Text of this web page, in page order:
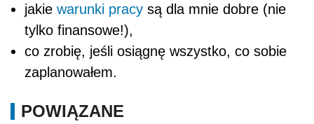
jakie warunki pracy są dla mnie dobre (nie
tylko finansowe!),
co zrobię, jeśli osiągnę wszystko, co sobie
zaplanowałem.
POWIĄZANE